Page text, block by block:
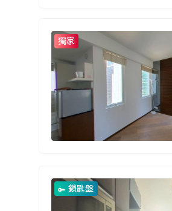
獨家
鎖匙盤